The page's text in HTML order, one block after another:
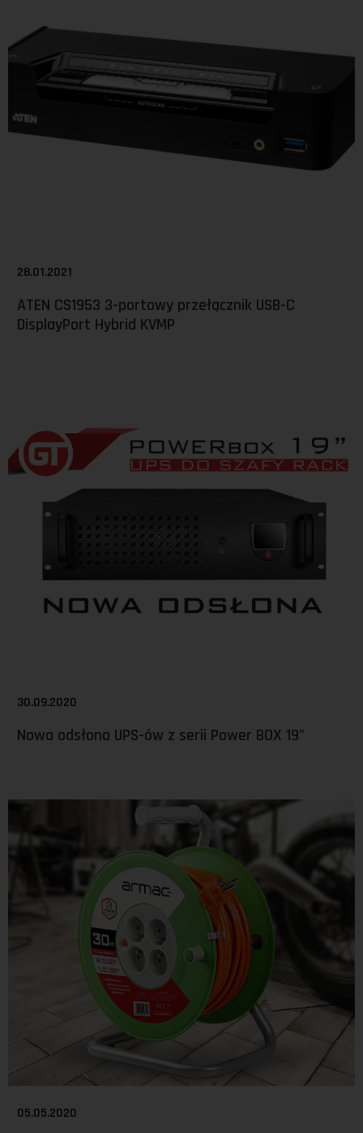
28.01.2021
ATEN CS1953 3-portowy przełącznik USB-C
DisplayPort Hybrid KVMP
30.09.2020
Nowa odsłona UPS-ów z serii Power BOX 19"
05.05.2020